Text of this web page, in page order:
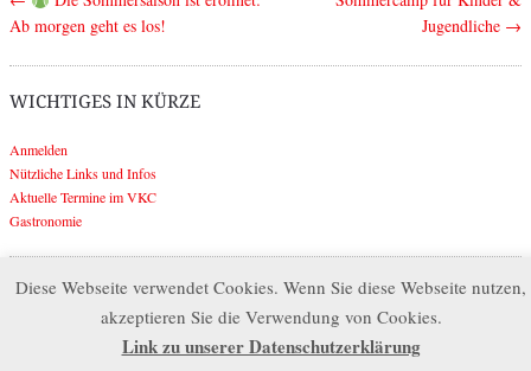
Post navigation
Ab morgen geht es los!
Jugendliche →
WICHTIGES IN KÜRZE
Anmelden
Nützliche Links und Infos
Aktuelle Termine im VKC
Gastronomie
Search
Diese Webseite verwendet Cookies. Wenn Sie diese Webseite nutzen,
akzeptieren Sie die Verwendung von Cookies.
Link zu unserer Datenschutzerklärung